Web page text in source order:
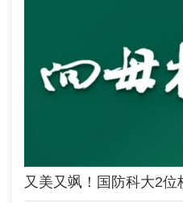
征得粟裕同意后，陈赓又向